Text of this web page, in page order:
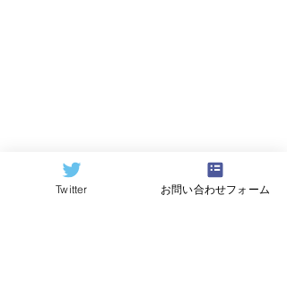
Twitter お問い合わせフォーム